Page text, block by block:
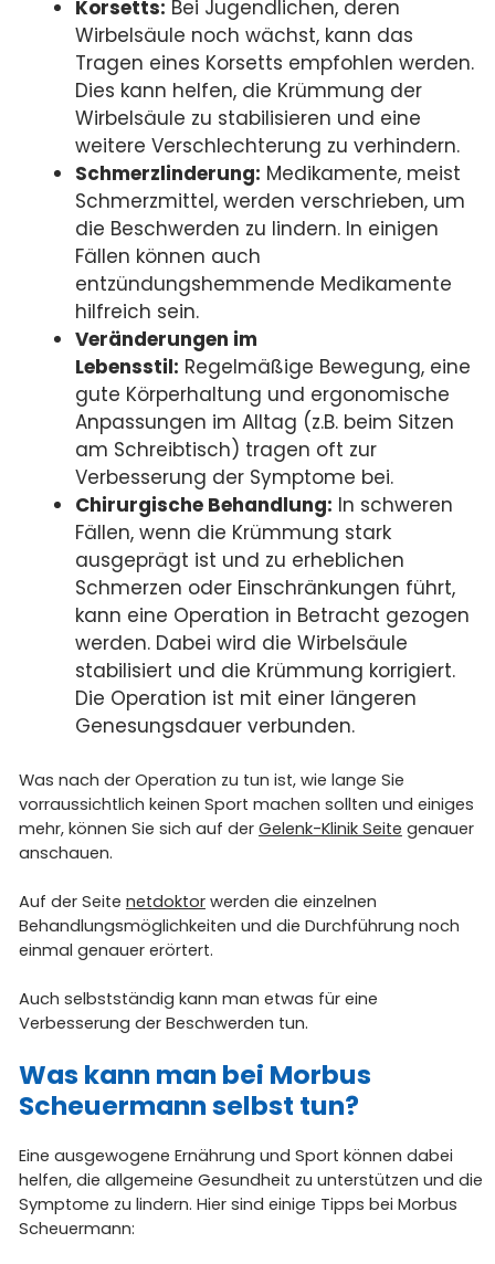
Korsetts: Bei Jugendlichen, deren
Wirbelsäule noch wächst, kann das
Tragen eines Korsetts empfohlen werden.
Dies kann helfen, die Krümmung der
Wirbelsäule zu stabilisieren und eine
weitere Verschlechterung zu verhindern.
Schmerzlinderung: Medikamente, meist
Schmerzmittel, werden verschrieben, um
die Beschwerden zu lindern. In einigen
Fällen können auch
entzündungshemmende Medikamente
hilfreich sein.
Veränderungen im
Lebensstil: Regelmäßige Bewegung, eine
gute Körperhaltung und ergonomische
Anpassungen im Alltag (z.B. beim Sitzen
am Schreibtisch) tragen oft zur
Verbesserung der Symptome bei.
Chirurgische Behandlung: In schweren
Fällen, wenn die Krümmung stark
ausgeprägt ist und zu erheblichen
Schmerzen oder Einschränkungen führt,
kann eine Operation in Betracht gezogen
werden. Dabei wird die Wirbelsäule
stabilisiert und die Krümmung korrigiert.
Die Operation ist mit einer längeren
Genesungsdauer verbunden.
Was nach der Operation zu tun ist, wie lange Sie
vorraussichtlich keinen Sport machen sollten und einiges
mehr, können Sie sich auf der Gelenk-Klinik Seite genauer
anschauen.
Auf der Seite netdoktorwerden die einzelnen
Behandlungsmöglichkeiten und die Durchführung noch
einmal genauer erörtert.
Auch selbstständig kann man etwas für eine
Verbesserung der Beschwerden tun.
Was kann man bei Morbus
Scheuermann selbst tun?
Eine ausgewogene Ernährung und Sport können dabei
helfen, die allgemeine Gesundheit zu unterstützen und die
Symptome zu lindern. Hier sind einige Tipps bei Morbus
Scheuermann: